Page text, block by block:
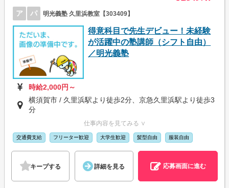
ア パ 明光義塾 久里浜教室【303409】
得意科目で先生デビュー！未経験
が活躍中の塾講師（シフト自由）
／明光義塾
時給2,000円～
横須賀市 / 久里浜駅より徒歩2分、京急久里浜駅より徒歩3
分
仕事内容を見てみる ∨
交通費支給 フリーター歓迎 大学生歓迎 髪型自由 服装自由
キープする 詳細を見る 応募画面に進む